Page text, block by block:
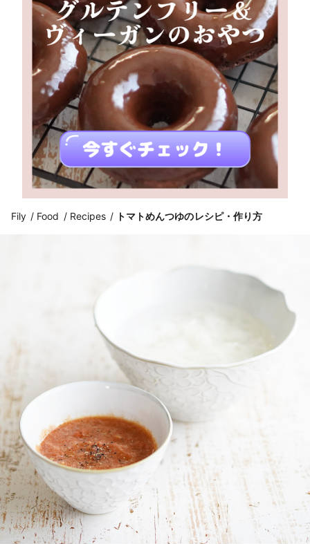
Fily Food Recipes トマトめんつゆのレシピ・作り方